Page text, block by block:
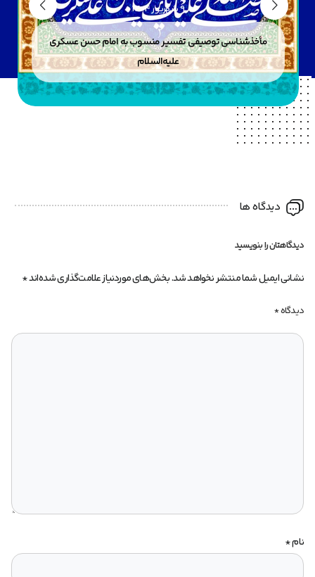
9 شهریور 1404
مأخذشناسی توصیفی تفسیر منسوب به امام حسن عسکری
علیه‌السلام
دیدگاه ها
دیدگاهتان را بنویسید
نشانی ایمیل شما منتشر نخواهد شد.بخش‌های موردنیاز علامت‌گذاری شده‌اند*
دیدگاه*
نام*